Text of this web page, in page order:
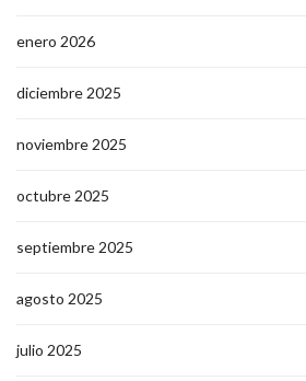
enero 2026
diciembre 2025
noviembre 2025
octubre 2025
septiembre 2025
agosto 2025
julio 2025